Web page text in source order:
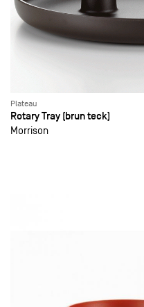
Plateau
Rotary Tray (brun teck)
Morrison